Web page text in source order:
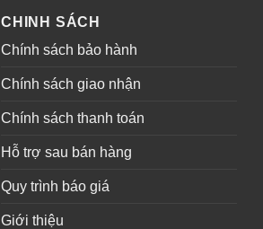
CHINH SÁCH
Chính sách bảo hành
Chính sách giao nhận
Chính sách thanh toán
Hỗ trợ sau bán hàng
Quy trình báo giá
Giới thiệu